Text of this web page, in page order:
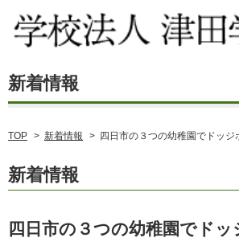
TOP > 新着情報 > 四日市の３つの幼稚園でドッジ
新着情報
四日市の３つの幼稚園でド